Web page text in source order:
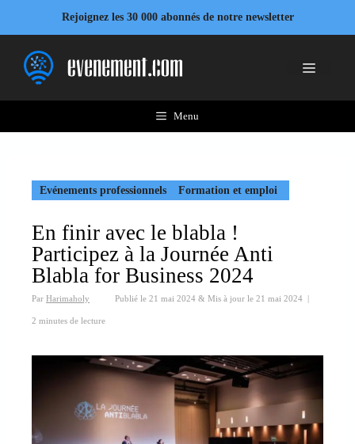
contenu
Rejoignez les 30 000 abonnés de notre newsletter
Menu
Menu
Evénements professionnels Formation et emploi
En finir avec le blabla !
Participez à la Journée Anti
Blabla for Business 2024
Par Harimaholy Publié le 21 mai 2024 & Mis à jour le 21 mai 2024 |
2 minutes de lecture